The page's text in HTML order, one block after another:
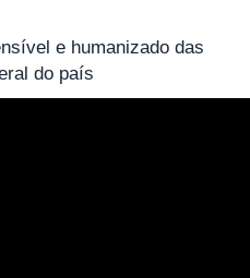
e humanizado das
do país